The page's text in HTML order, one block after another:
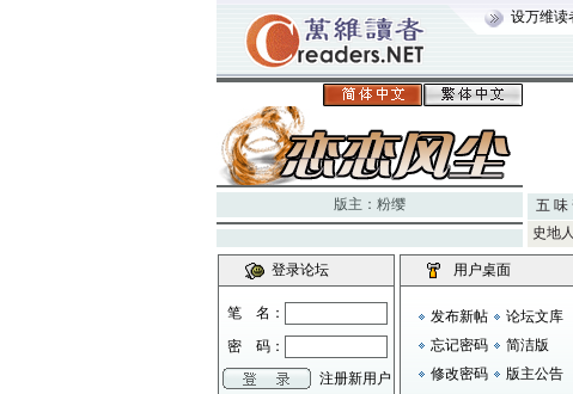
设万维读
版主： 粉缨 五 味
史地
登录论坛
笔 名：
密 码：
注册新用户
用户桌面
发布新帖
论坛文库
忘记密码
简洁版
修改密码
版主公告